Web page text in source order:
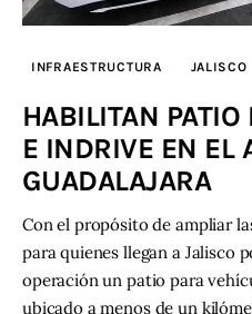
INFRAESTRUCTURA JALISCO
HABILITAN
E INDRIVE EN EL
GUADALAJARA
Con el propósito de ampliar
para quienes llegan a Jalisco
operación un patio para
ubicado a menos de un